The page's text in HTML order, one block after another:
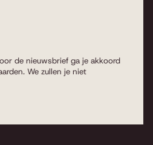
de nieuwsbrief ga je akkoord
. We zullen je niet